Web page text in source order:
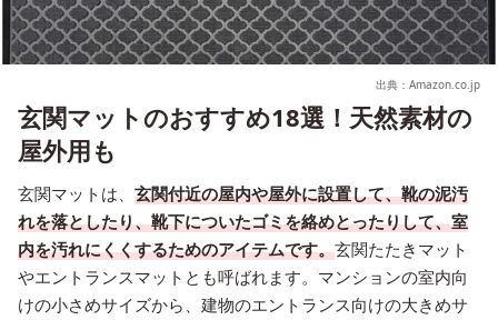
出典：Amazon.co.jp
玄関マットのおすすめ18選！天然素材の
屋外用も
玄関マットは、 玄関付近の屋内や屋外に設置して、靴の泥汚
れを落としたり、靴下についたゴミを絡めとったりして、室
内を汚れにくくするためのアイテムです。玄関たたきマット
やエントランスマットとも呼ばれます。マンションの室内向
けの小さめサイズから、建物のエントランス向けの大きめサ